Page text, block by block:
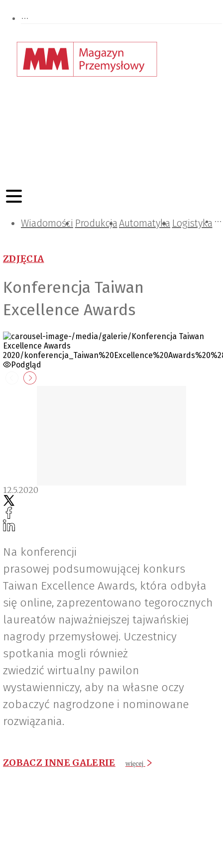
Wiadomości ProdukcjaAutomatyka Logistyka
Projektowanie i konstrukcje
Zarządzanie i IT
Tematy specjalne
ZDJĘCIA
Konferencja Taiwan
Excellence Awards
Podgląd
12.5.2020
Na konferencji
prasowej podsumowującej konkurs
Taiwan Excellence Awards, która odbyła
się online, zaprezentowano tegorocznych
laureatów najważniejszej tajwańskiej
nagrody przemysłowej. Uczestnicy
spotkania mogli również
zwiedzić wirtualny pawilon
wystawienniczy, aby na własne oczy
zobaczyć nagrodzone i nominowane
rozwiązania.
ZOBACZ INNE GALERIE więcej